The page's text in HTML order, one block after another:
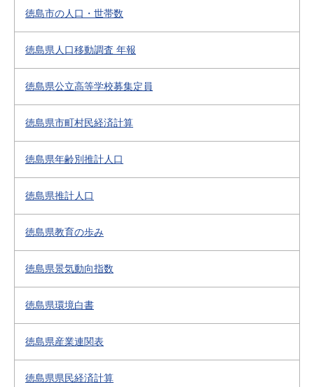
徳島市の人口・世帯数
徳島県人口移動調査 年報
徳島県公立高等学校募集定員
徳島県市町村民経済計算
徳島県年齢別推計人口
徳島県推計人口
徳島県教育の歩み
徳島県景気動向指数
徳島県環境白書
徳島県産業連関表
徳島県県民経済計算